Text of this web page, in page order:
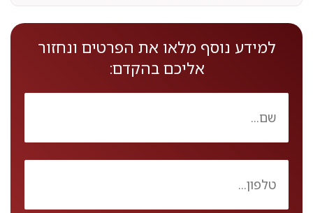
למידע נוסף מלאו את הפרטים ונחזור
אליכם בהקדם: